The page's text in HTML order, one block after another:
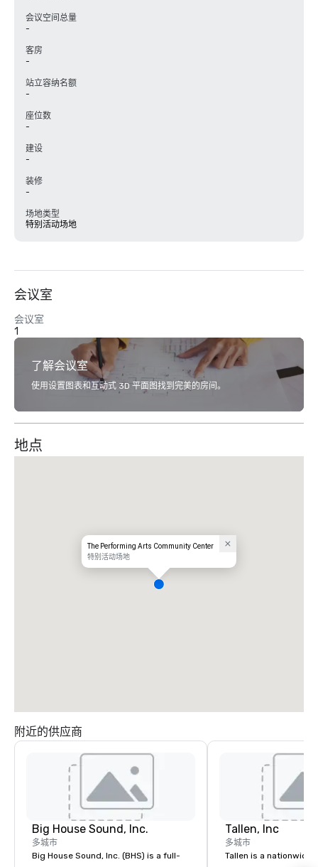
会议空间总量
-
客房
-
站立容纳名额
-
座位数
-
建设
-
装修
-
场地类型
特别活动场地
会议室
会议室
1
了解会议室
使用设置图表和互动式 3D 平面图找到完美的房间。
地点
The Performing Arts Community Center
特别活动场地
附近的供应商
Big House Sound, Inc.
多城市
Big House Sound, Inc. (BHS) is a full-
Tallen, Inc
多城市
Tallen is a nationwide